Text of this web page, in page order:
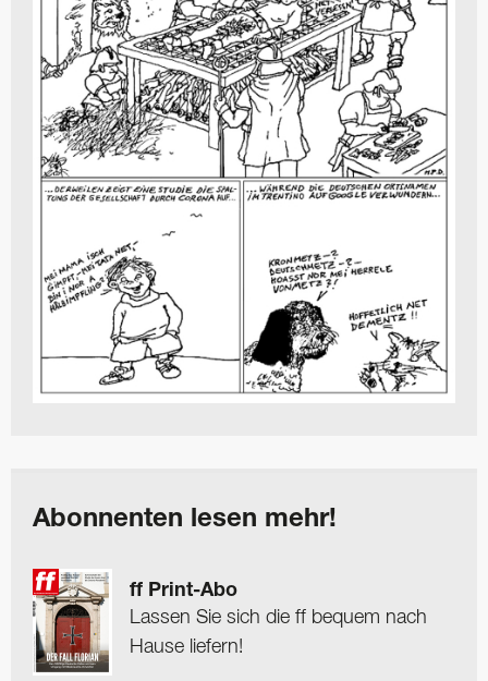
Abonnenten lesen mehr!
ff Print-Abo
Lassen Sie sich die ff bequem nach
Hause liefern!